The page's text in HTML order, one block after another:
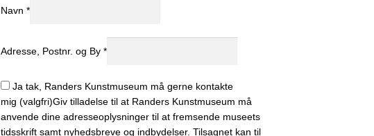
Navn*
Adresse, Postnr. og By*
Ja tak, Randers Kunstmuseum må gerne kontakte
mig(valgfri)Giv tilladelse til at Randers Kunstmuseum må
anvende dine adresseoplysninger til at fremsende museets
tidsskrift samt nyhedsbreve og indbydelser. Tilsagnet kan til